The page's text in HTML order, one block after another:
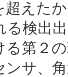
超えた
る検出
る第２
ンサ、